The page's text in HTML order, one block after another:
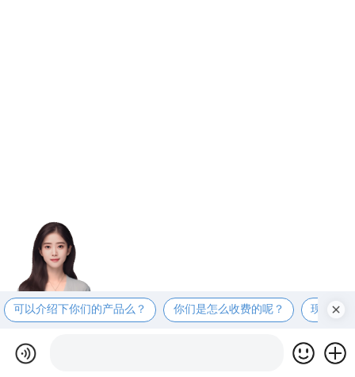
可以介绍下你们的产品么？ 你们是怎么收费的呢？ 现在有